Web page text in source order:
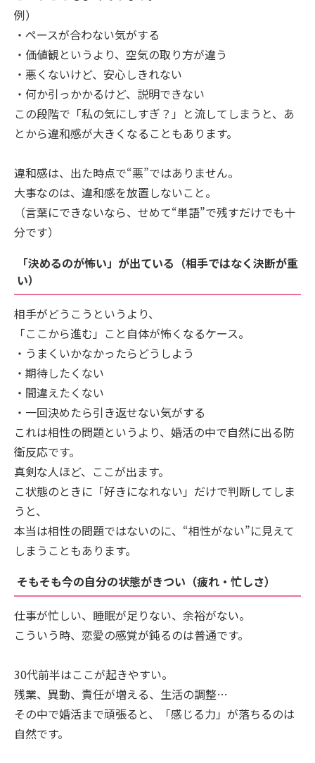
例）
・ペースが合わない気がする
・価値観というより、空気の取り方が違う
・悪くないけど、安心しきれない
・何か引っかかるけど、説明できない
この段階で「私の気にしすぎ？」と流してしまうと、あ
とから違和感が大きくなることもあります。
違和感は、出た時点で“悪”ではありません。
大事なのは、違和感を放置しないこと。
（言葉にできないなら、せめて“単語”で残すだけでも十
分です）
「決めるのが怖い」が出ている（相手ではなく決断が重
い）
相手がどうこうというより、
「ここから進む」こと自体が怖くなるケース。
・うまくいかなかったらどうしよう
・期待したくない
・間違えたくない
・一回決めたら引き返せない気がする
これは相性の問題というより、婚活の中で自然に出る防
衛反応です。
真剣な人ほど、ここが出ます。
こ状態のときに「好きになれない」だけで判断してしま
うと、
本当は相性の問題ではないのに、“相性がない”に見えて
しまうこともあります。
そもそも今の自分の状態がきつい（疲れ・忙しさ）
仕事が忙しい、睡眠が足りない、余裕がない。
こういう時、恋愛の感覚が鈍るのは普通です。
30代前半はここが起きやすい。
残業、異動、責任が増える、生活の調整…
その中で婚活まで頑張ると、「感じる力」が落ちるのは
自然です。